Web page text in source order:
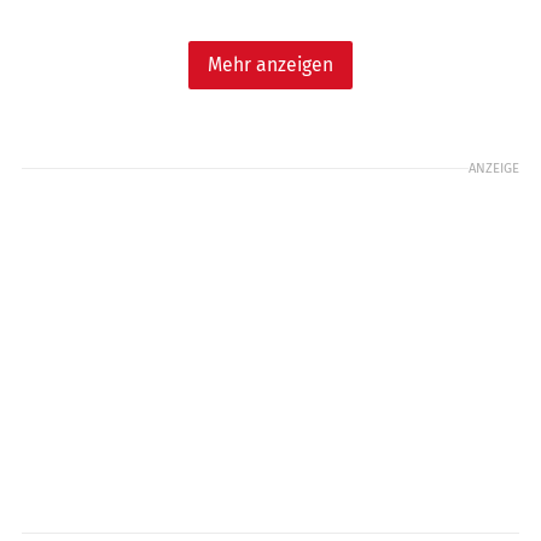
Mehr anzeigen
ANZEIGE